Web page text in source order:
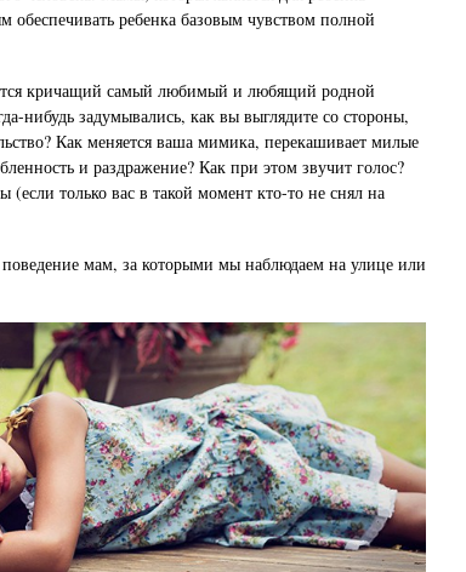
обеспечивать ребенка базовым чувством полной
кричащий самый любимый и любящий родной
нибудь задумывались, как вы выглядите со стороны,
Как меняется ваша мимика, перекашивает милые
и раздражение? Как при этом звучит голос?
только вас в такой момент кто-то не снял на
поведение мам, за которыми мы наблюдаем на улице или